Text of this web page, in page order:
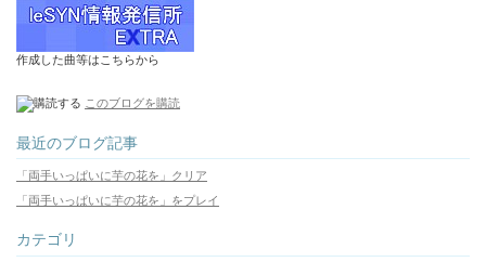
作成した曲等はこちらから
このブログを購読
最近のブログ記事
「両手いっぱいに芋の花を」クリア
「両手いっぱいに芋の花を」をプレイ
カテゴリ